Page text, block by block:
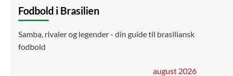
Fodbold i Brasilien
Samba, rivaler og legender - din guide til brasiliansk
fodbold
august 2026